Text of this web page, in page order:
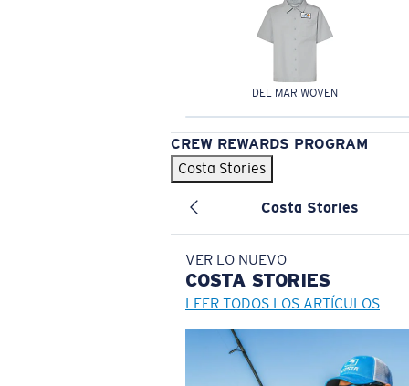
DEL MAR WOVEN
CREW REWARDS PROGRAM
Costa Stories
Costa Stories
VER LO NUEVO
COSTA STORIES
LEER TODOS LOS ARTÍCULOS